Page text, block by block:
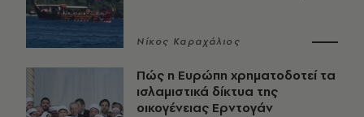
Νίκος Καραχάλιος
Πώς η Ευρώπη χρηματοδοτεί τα
ισλαμιστικά δίκτυα της
οικογένειας Ερντογάν